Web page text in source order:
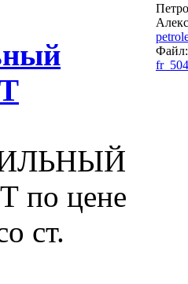
по цене
ст.